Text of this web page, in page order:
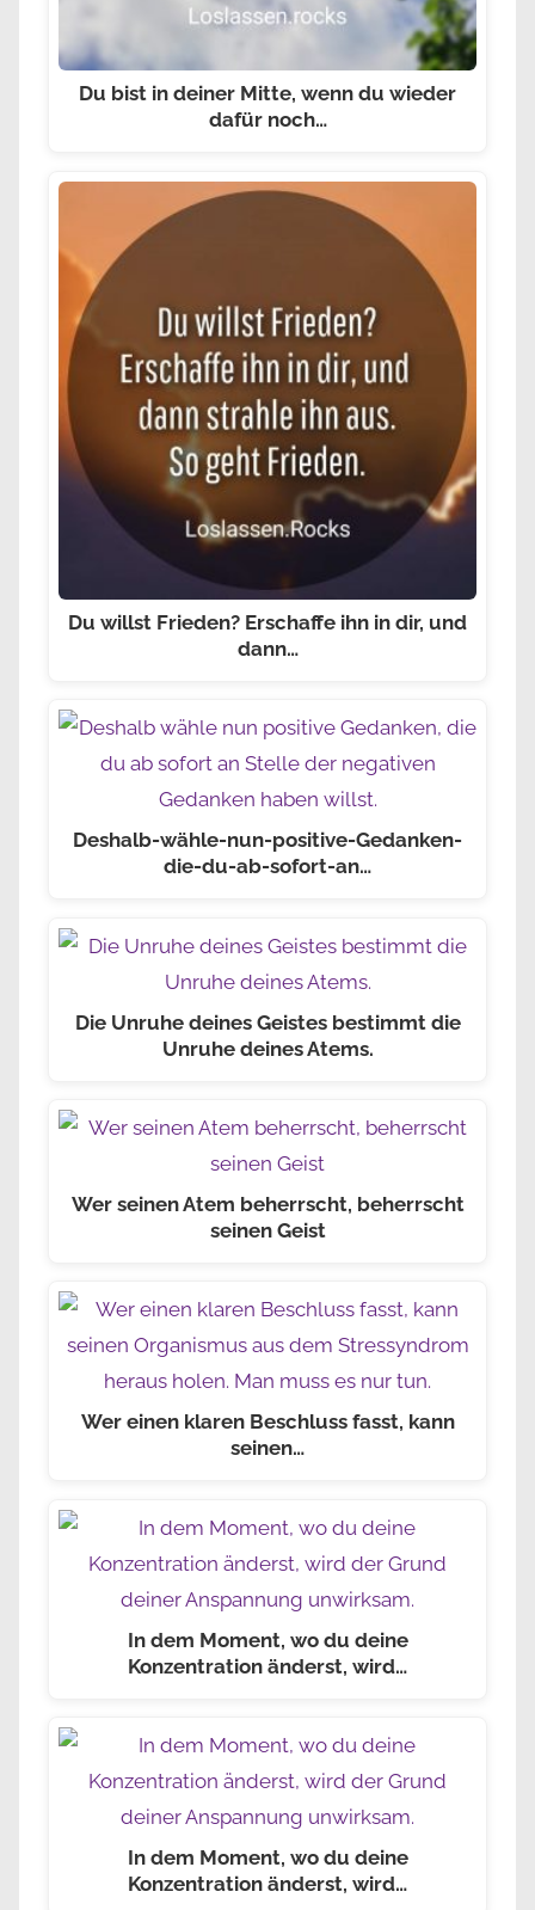
Du bist in deiner Mitte, wenn du wieder
dafür noch…
Du willst Frieden? Erschaffe ihn in dir, und
dann…
Deshalb-wähle-nun-positive-Gedanken-
die-du-ab-sofort-an…
Die Unruhe deines Geistes bestimmt die
Unruhe deines Atems.
Wer seinen Atem beherrscht, beherrscht
seinen Geist
Wer einen klaren Beschluss fasst, kann
seinen…
In dem Moment, wo du deine
Konzentration änderst, wird…
In dem Moment, wo du deine
Konzentration änderst, wird…